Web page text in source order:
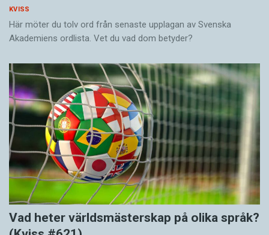
KVISS
Här möter du tolv ord från senaste upplagan av Svenska
Akademiens ordlista. Vet du vad dom betyder?
Vad heter världsmästerskap på olika språk?